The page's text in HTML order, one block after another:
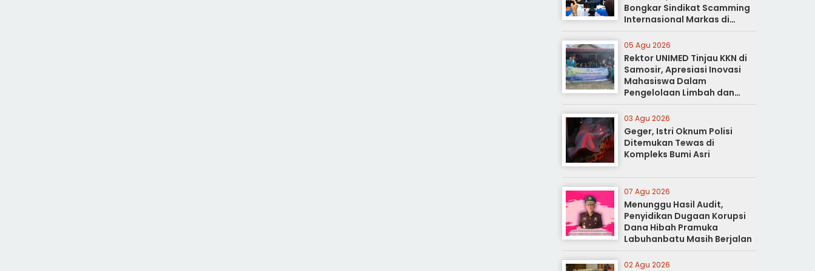
Bongkar Sindikat Scamming
Internasional Markas di
Apartemen Podomoro
05 Agu 2026
Rektor UNIMED Tinjau KKN di
Samosir, Apresiasi Inovasi
Mahasiswa Dalam
Pengelolaan Limbah dan
Pertanian Ramah Lingkungan
03 Agu 2026
Geger, Istri Oknum Polisi
Ditemukan Tewas di
Kompleks Bumi Asri
07 Agu 2026
Menunggu Hasil Audit,
Penyidikan Dugaan Korupsi
Dana Hibah Pramuka
Labuhanbatu Masih Berjalan
02 Agu 2026